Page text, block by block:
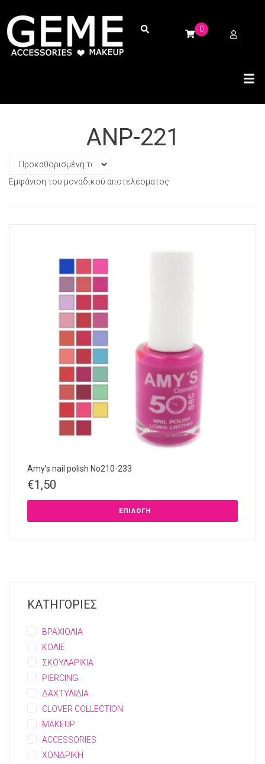
0
ANP-221
Εμφάνιση του μοναδικού αποτελέσματος
Amy’s nail polish Νο210-233
€1,50
ΕΠΙΛΟΓΉ
ΚΑΤΗΓΟΡΙΕΣ
ΒΡΑΧΙΟΛΙΑ
ΚΟΛΙΕ
ΣΚΟΥΛΑΡΙΚΙΑ
PIERCING
ΔΑΧΤΥΛΙΔΙΑ
CLOVER COLLECTION
MAKEUP
ACCESSORIES
ΧΟΝΔΡΙΚΗ